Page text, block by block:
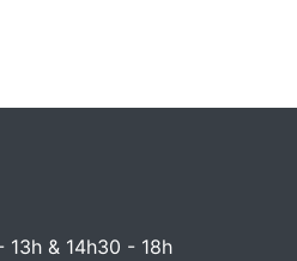
13h & 14h30 - 18h